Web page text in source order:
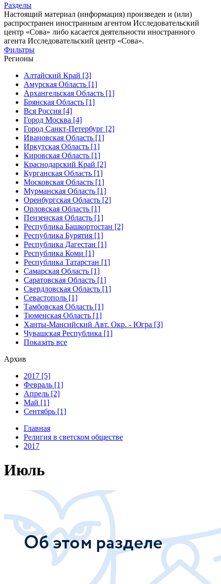
Разделы
Настоящий материал (информация) произведен и (или)
распространен иностранным агентом Исследовательский
центр «Сова» либо касается деятельности иностранного
агента Исследовательский центр «Сова».
Фильтры
Регионы
Алтайский Край [3]
Амурская Область [1]
Архангельская Область [1]
Брянская Область [1]
Вся Россия [4]
Город Москва [4]
Город Санкт-Петербург [2]
Ивановская Область [1]
Иркутская Область [1]
Кировская Область [1]
Краснодарский Край [2]
Курганская Область [1]
Московская Область [1]
Мурманская Область [1]
Оренбургская Область [2]
Орловская Область [1]
Пензенская Область [1]
Республика Башкортостан [2]
Республика Бурятия [1]
Республика Дагестан [1]
Республика Коми [1]
Республика Татарстан [1]
Самарская Область [1]
Саратовская Область [1]
Свердловская Область [1]
Севастополь [1]
Тамбовская Область [1]
Тюменская Область [1]
Ханты-Мансийский Авт. Окр. - Югра [3]
Чувашская Республика [1]
Показать все
Архив
2017 [5]
Февраль [1]
Апрель [2]
Май [1]
Сентябрь [1]
Главная
Религия в светском обществе
2017
Июль